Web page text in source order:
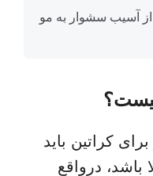
آسیب سشوار به مو
کراتین باید
باشد، درواقع